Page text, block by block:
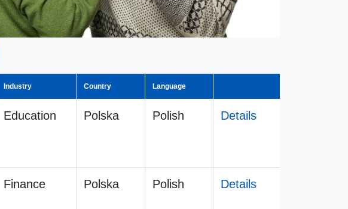
Industry Country Language
Education Polska Polish Details
Finance Polska Polish Details